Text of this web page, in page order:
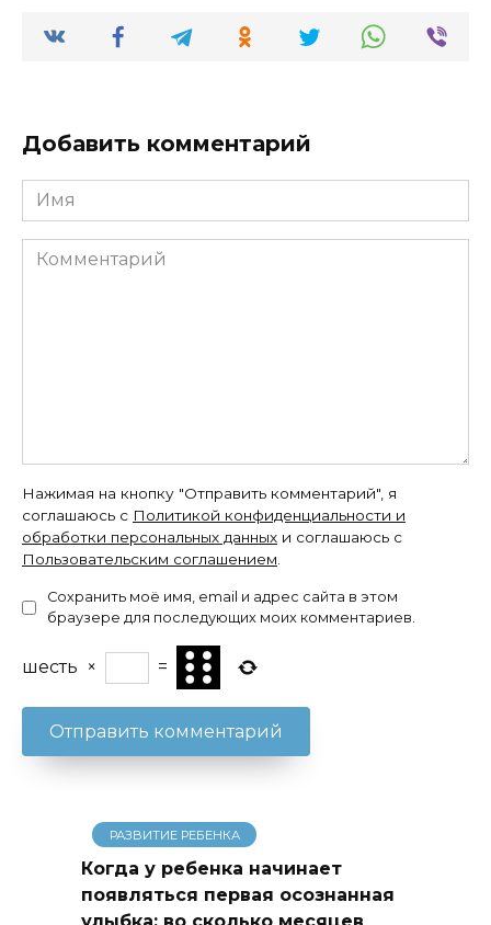
Добавить комментарий
Имя
Комментарий
Нажимая на кнопку "Отправить комментарий", я
соглашаюсь с Политикой конфиденциальности и
обработки персональных данных и соглашаюсь с
Пользовательским соглашением.
Сохранить моё имя, email и адрес сайта в этом
браузере для последующих моих комментариев.
шесть × =
РАЗВИТИЕ РЕБЕНКА
Когда у ребенка начинает
появляться первая осознанная
улыбка: во сколько месяцев